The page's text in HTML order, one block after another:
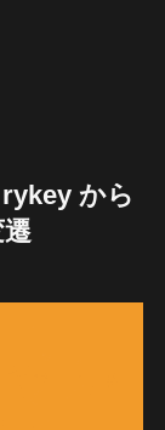
から